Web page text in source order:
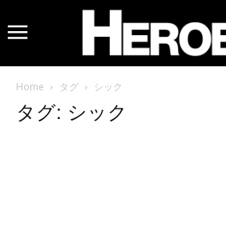
Home タグ シック
タグ: シック